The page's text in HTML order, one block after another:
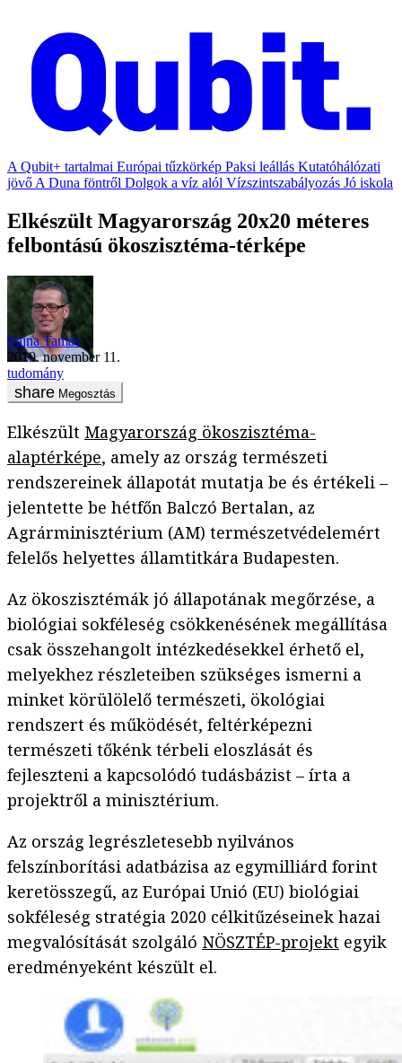
A Qubit+ tartalmai Európai tűzkörkép Paksi leállás Kutatóhálózati
jövő A Duna föntről Dolgok a víz alól Vízszintszabályozás Jó iskola
Elkészült Magyarország 20x20 méteres
felbontású ökoszisztéma-térképe
Vajna Tamás
2019. november 11.
tudomány
Megosztás
Elkészült Magyarország ökoszisztéma-
alaptérképe, amely az ország természeti
rendszereinek állapotát mutatja be és értékeli –
jelentette be hétfőn Balczó Bertalan, az
Agrárminisztérium (AM) természetvédelemért
felelős helyettes államtitkára Budapesten.
Az ökoszisztémák jó állapotának megőrzése, a
biológiai sokféleség csökkenésének megállítása
csak összehangolt intézkedésekkel érhető el,
melyekhez részleteiben szükséges ismerni a
minket körülölelő természeti, ökológiai
rendszert és működését, feltérképezni
természeti tőkénk térbeli eloszlását és
fejleszteni a kapcsolódó tudásbázist – írta a
projektről a minisztérium.
Az ország legrészletesebb nyilvános
felszínborítási adatbázisa az egymilliárd forint
keretösszegű, az Európai Unió (EU) biológiai
sokféleség stratégia 2020 célkitűzéseinek hazai
megvalósítását szolgáló NÖSZTÉP-projekt egyik
eredményeként készült el.